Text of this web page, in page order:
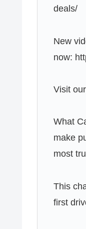
deals/
New
now:
Visit
What
make
most
This
first